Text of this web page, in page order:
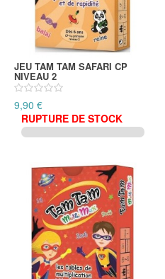
JEU TAM TAM SAFARI CP
NIVEAU 2
9,90 €
RUPTURE DE STOCK